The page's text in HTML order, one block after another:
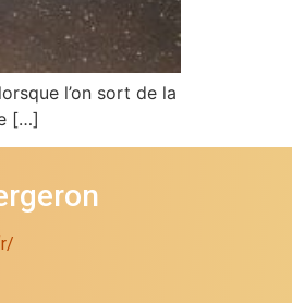
l’on sort de la
[…]